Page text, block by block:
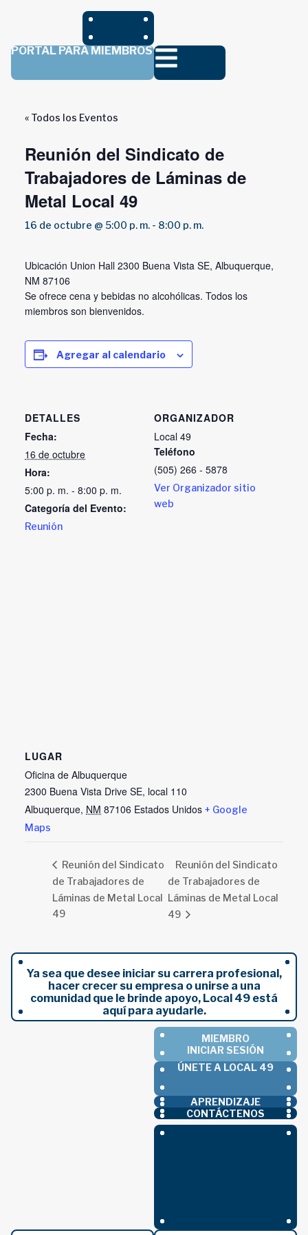
PORTAL PARA MIEMBROS
« Todos los Eventos
Reunión del Sindicato de
Trabajadores de Láminas de
Metal Local 49
16 de octubre @ 5:00 p. m. - 8:00 p. m.
Ubicación Union Hall 2300 Buena Vista SE, Albuquerque,
NM 87106
Se ofrece cena y bebidas no alcohólicas. Todos los
miembros son bienvenidos.
Agregar al calendario
DETALLES
Fecha:
16 de octubre
Hora:
5:00 p. m. - 8:00 p. m.
Categoría del Evento:
Reunión
ORGANIZADOR
Local 49
Teléfono
(505) 266 - 5878
Ver Organizador sitio
web
LUGAR
Oficina de Albuquerque
2300 Buena Vista Drive SE, local 110
Albuquerque, NM 87106 Estados Unidos + Google
Maps
Reunión del Sindicato
de Trabajadores de
Láminas de Metal Local
49
Reunión del Sindicato
de Trabajadores de
Láminas de Metal Local
49
Ya sea que desee iniciar su carrera profesional,
hacer crecer su empresa o unirse a una
comunidad que le brinde apoyo, Local 49 está
aquí para ayudarle.
MIEMBRO
INICIAR SESIÓN
ÚNETE A LOCAL 49
APRENDIZAJE
CONTÁCTENOS